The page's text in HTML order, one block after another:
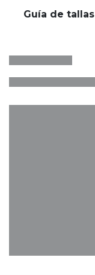
Guía de tallas